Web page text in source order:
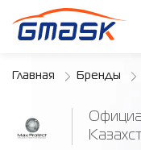
Главная Бренды